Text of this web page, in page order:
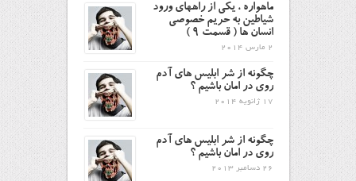
ماهواره ، یکی از راههای ورود
شیاطین به حریم خصوصی
انسان ها ( قسمت 9 )
2 مارس 2014
چگونه از شر ابلیس های آدم
روی در امان باشیم ؟
17 ژانویه 2014
چگونه از شر ابلیس های آدم
روی در امان باشیم ؟
26 دسامبر 2013